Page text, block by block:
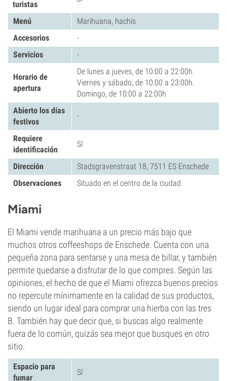
turistas
Menú
Marihuana, hachís
Accesorios
-
Servicios
-
Horario de
apertura
De lunes a jueves, de 10:00 a 22:00h.
Viernes y sábado, de 10:00 a 23:00h.
Domingo, de 10:00 a 22:00h
Abierto los días
festivos
-
Requiere
identificación
Sí
Dirección
Stadsgravenstraat 18, 7511 ES Enschede
Observaciones
Situado en el centro de la ciudad
Miami
El Miami vende marihuana a un precio más bajo que
muchos otros coffeeshops de Enschede. Cuenta con una
pequeña zona para sentarse y una mesa de billar, y también
permite quedarse a disfrutar de lo que compres. Según las
opiniones, el hecho de que el Miami ofrezca buenos precios
no repercute mínimamente en la calidad de sus productos,
siendo un lugar ideal para comprar una hierba con las tres
B. También hay que decir que, si buscas algo realmente
fuera de lo común, quizás sea mejor que busques en otro
sitio.
Espacio para
fumar
Sí